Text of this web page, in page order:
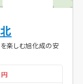
楽しむ旭化成の安